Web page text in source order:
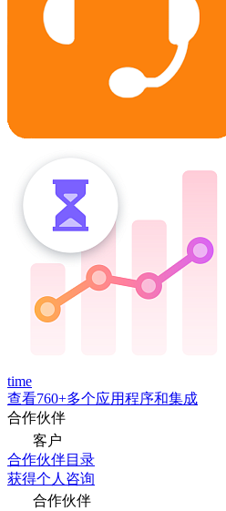
time
查看760+多个应用程序和集成
合作伙伴
客户
合作伙伴目录
获得个人咨询
合作伙伴